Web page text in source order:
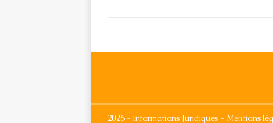
2026 - Informations Juridiques - Mentions